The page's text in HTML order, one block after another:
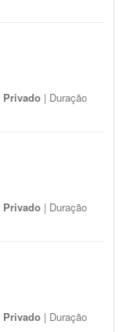
Privado | Duração
Privado | Duração
Privado | Duração